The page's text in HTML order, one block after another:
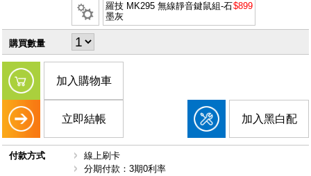
羅技 MK295 無線靜音鍵鼠組-石
墨灰
$899
購買數量
加入購物車
立即結帳 加入黑白配
付款方式
線上刷卡
分期付款：3期0利率